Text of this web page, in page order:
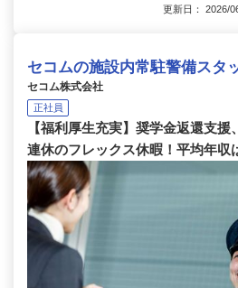
更新日： 2026/
セコムの施設内常駐警備スタ
セコム株式会社
正社員
【福利厚生充実】奨学金返還支
連休のフレックス休暇！平均年収